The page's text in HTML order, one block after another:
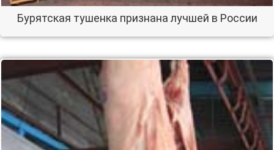
Бурятская тушенка признана лучшей в России